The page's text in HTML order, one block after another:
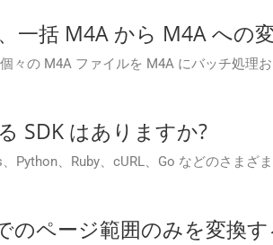
一括 M4A から M4A への
々の M4A ファイルを M4A にバッチ処理
SDK はありますか?
Python、Ruby、cURL、Go などのさまざ
ページ範囲のみを変換